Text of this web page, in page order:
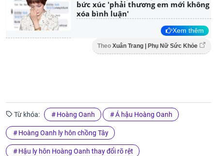
bức xúc 'phải thương em mới không
xóa bình luận'
Xem thêm
Theo Xuân Trang | Phụ Nữ Sức Khỏe
Từ khóa: Hoàng Oanh Á hậu Hoàng Oanh
Hoàng Oanh ly hôn chồng Tây
Hậu ly hôn Hoàng Oanh thay đổi rõ rệt